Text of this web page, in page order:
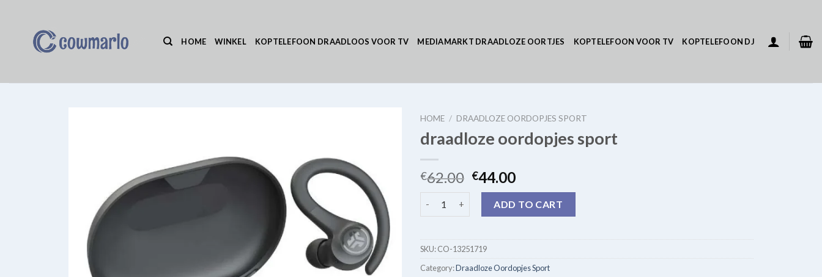
HOME WINKEL KOPTELEFOON DRAADLOOS VOOR TV MEDIAMARKT DRAADLOZE OORTJES KOPTELEFOON VOOR TV KOPTELEFOON DJ
HOME / DRAADLOZE OORDOPJES SPORT
draadloze oordopjes sport
€62.00 €44.00
ADD TO CART
SKU:CO-13251719
Category:Draadloze Oordopjes Sport